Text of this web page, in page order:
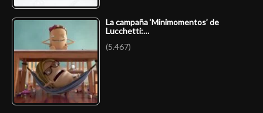
La campaña ‘Minimomentos’ de
Lucchetti:…
(5.467)